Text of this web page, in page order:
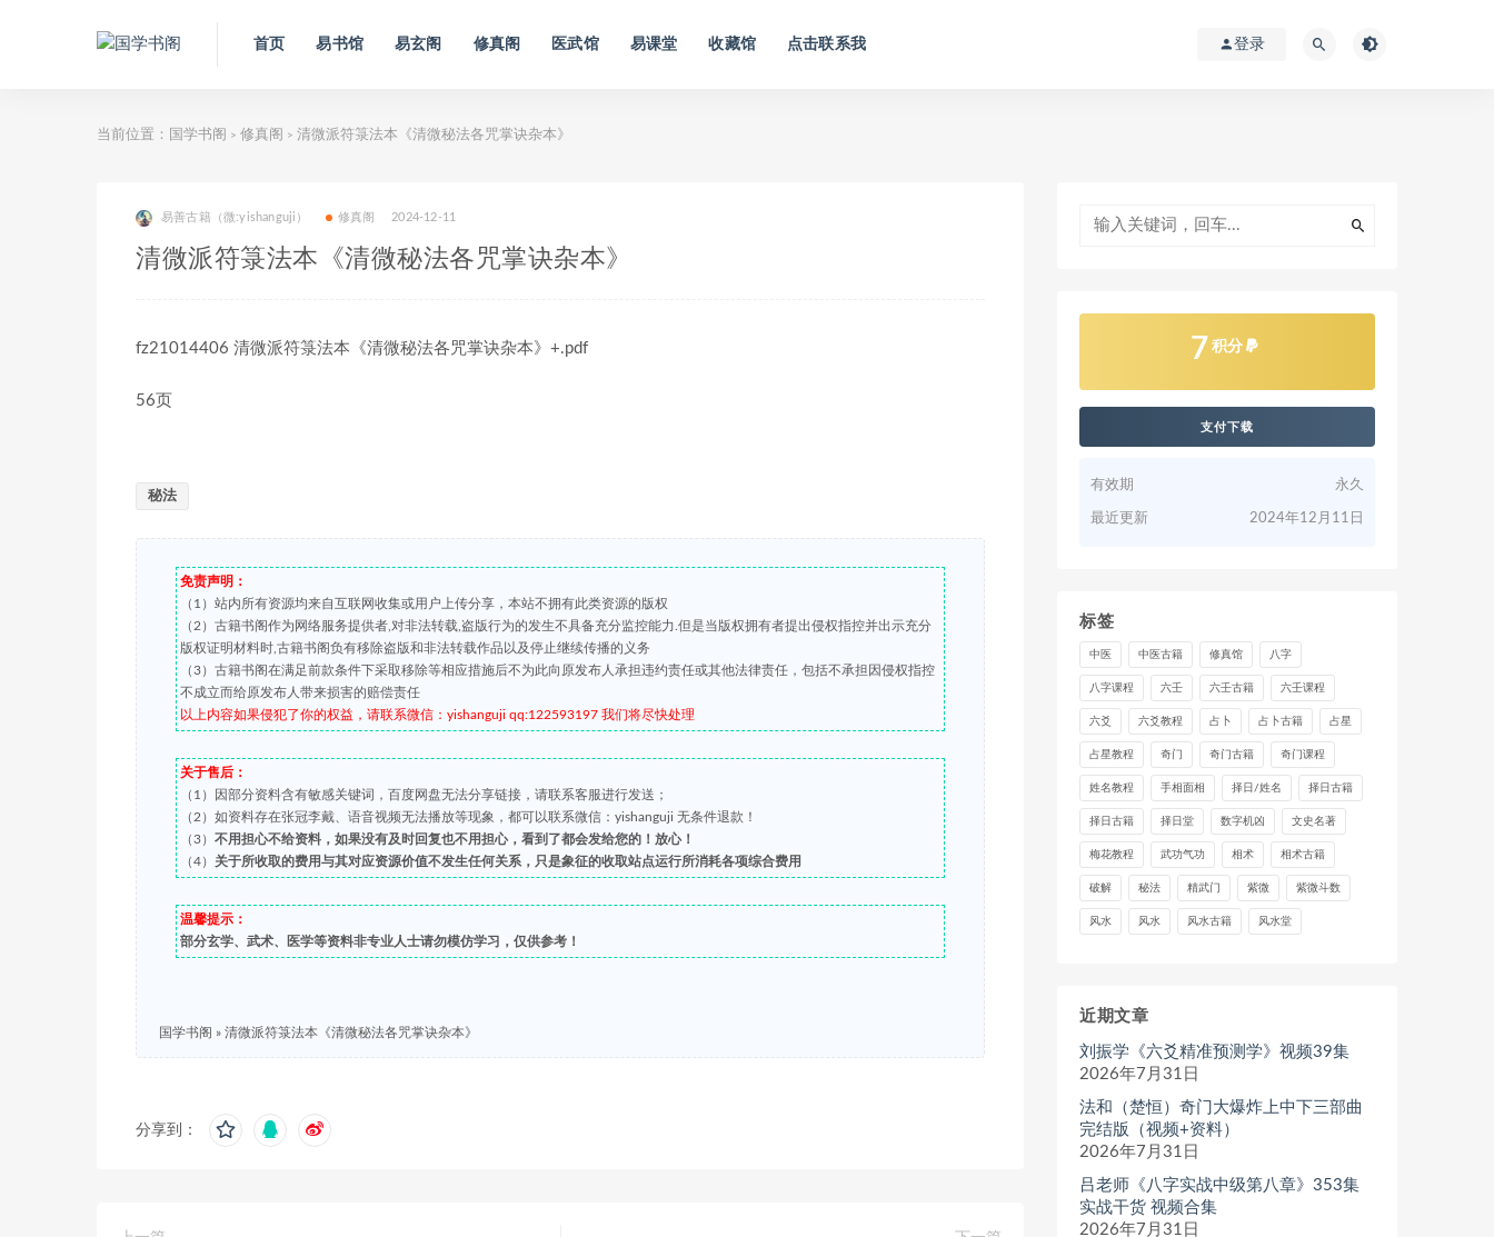
首页 易书馆 易玄阁 修真阁 医武馆 易课堂 收藏馆 点击联系我 登录
当前位置： 国学书阁 > 修真阁 > 清微派符箓法本《清微秘法各咒掌诀杂本》
易善古籍（微:yishanguji） 修真阁 2024-12-11
清微派符箓法本《清微秘法各咒掌诀杂本》
fz21014406 清微派符箓法本《清微秘法各咒掌诀杂本》+.pdf
56页
秘法
免责声明：
（1）站内所有资源均来自互联网收集或用户上传分享，本站不拥有此类资源的版权
（2）古籍书阁作为网络服务提供者,对非法转载,盗版行为的发生不具备充分监控能力.但是当版权拥有者提出侵权指控并出示充分
版权证明材料时,古籍书阁负有移除盗版和非法转载作品以及停止继续传播的义务
（3）古籍书阁在满足前款条件下采取移除等相应措施后不为此向原发布人承担违约责任或其他法律责任，包括不承担因侵权指控
不成立而给原发布人带来损害的赔偿责任
以上内容如果侵犯了你的权益，请联系微信：yishanguji qq:122593197 我们将尽快处理
关于售后：
（1）因部分资料含有敏感关键词，百度网盘无法分享链接，请联系客服进行发送；
（2）如资料存在张冠李戴、语音视频无法播放等现象，都可以联系微信：yishanguji 无条件退款！
（3） 不用担心不给资料，如果没有及时回复也不用担心，看到了都会发给您的！放心！
（4） 关于所收取的费用与其对应资源价值不发生任何关系，只是象征的收取站点运行所消耗各项综合费用
温馨提示：
部分玄学、武术、医学等资料非专业人士请勿模仿学习，仅供参考！
国学书阁 » 清微派符箓法本《清微秘法各咒掌诀杂本》
分享到：
7 积分
支付下载
有效期 永久
最近更新 2024年12月11日
标签
中医 中医古籍 修真馆 八字
八字课程 六壬 六壬古籍 六壬课程
六爻 六爻教程 占卜 占卜古籍 占星
占星教程 奇门 奇门古籍 奇门课程
姓名教程 手相面相 择日/姓名 择日古籍
择日古籍 择日堂 数字机凶 文史名著
梅花教程 武功气功 相术 相术古籍
破解 秘法 精武门 紫微 紫微斗数
风水 风水 风水古籍 风水堂
近期文章
刘振学《六爻精准预测学》视频39集
2026年7月31日
法和（楚恒）奇门大爆炸上中下三部曲
完结版（视频+资料）
2026年7月31日
吕老师《八字实战中级第八章》353集
实战干货 视频合集
2026年7月31日